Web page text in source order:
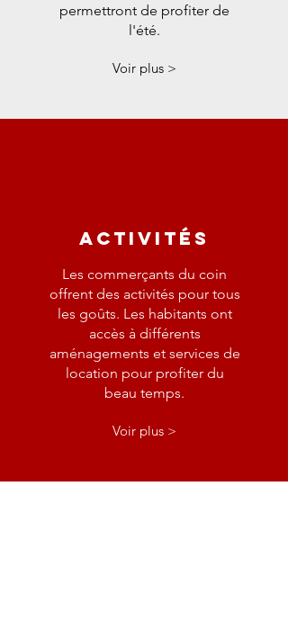
permettront de profiter de
l'été.
Voir plus >
activités
Les commerçants du coin
offrent des activités pour tous
les goûts. Les habitants ont
accès à différents
aménagements et services de
location pour profiter du
beau temps.
Voir plus >